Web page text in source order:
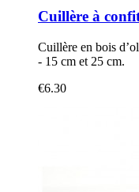
Cuillère à
Cuillère en bois
- 15 cm et 25 cm.
€6.30